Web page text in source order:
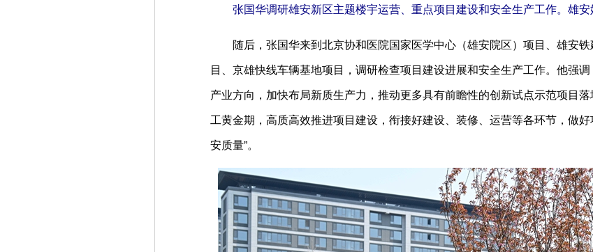
张国华调研雄安新区主题楼宇运营、重点项目建设和安全生产工作。雄安
随后，张国华来到北京协和医院国家医学中心（雄安院区）项目、雄安铁
目、京雄快线车辆基地项目，调研检查项目建设进展和安全生产工作。他强
产业方向，加快布局新质生产力，推动更多具有前瞻性的创新试点示范项目
工黄金期，高质高效推进项目建设，衔接好建设、装修、运营等各环节，做
安质量”。